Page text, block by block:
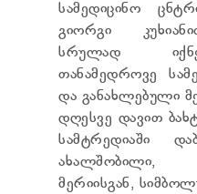
სამედიცინო
გიორგი
სრულად
თანამედროვე
და განახლებული
დღესვე დავით
სამტრედიაში
ახალშობილი,
მერიისგან,